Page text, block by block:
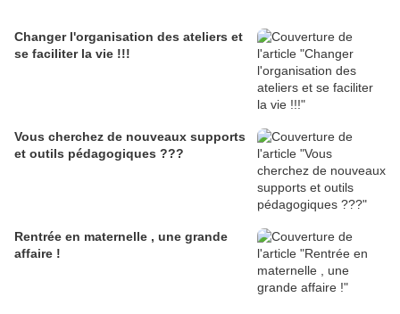
Changer l'organisation des ateliers et
se faciliter la vie !!!
Vous cherchez de nouveaux supports
et outils pédagogiques ???
Rentrée en maternelle , une grande
affaire !